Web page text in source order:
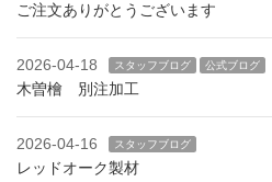
ご注文ありがとうございます
2026-04-18 スタッフブログ 公式ブログ
木曽檜 別注加工
2026-04-16 スタッフブログ
レッドオーク製材